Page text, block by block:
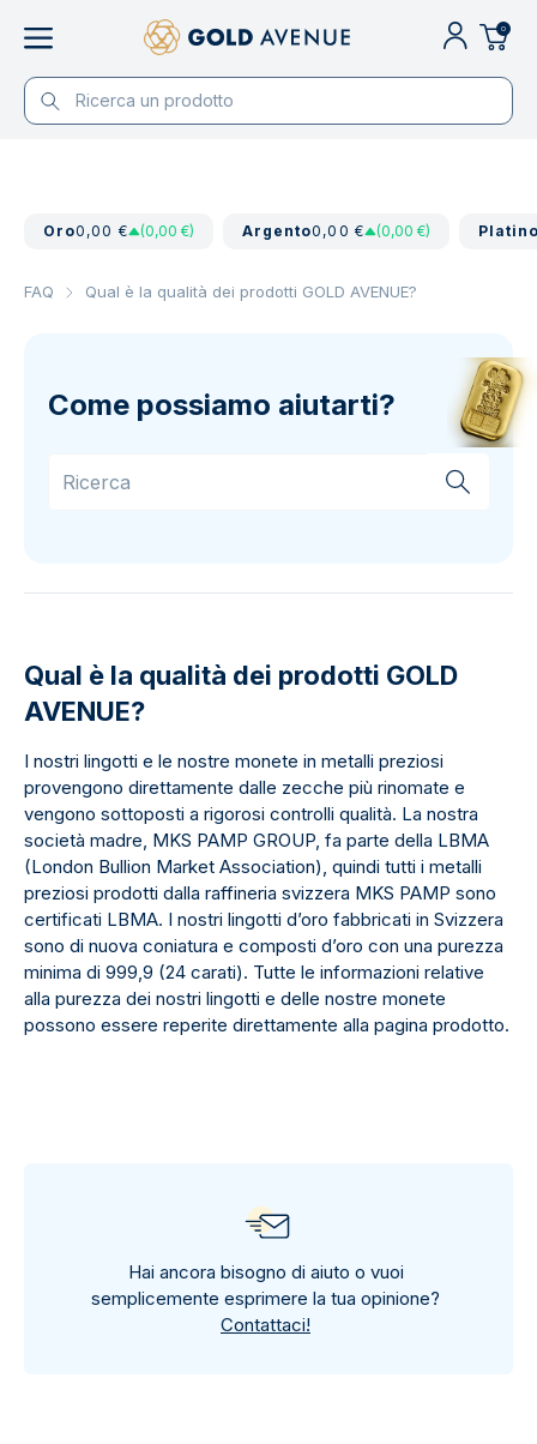
0
Oro0,00 € (0,00 €) Argento0,00 € (0,00 €)
FAQ Qual è la qualità dei prodotti GOLD AVENUE?
Come possiamo aiutarti?
Qual è la qualità dei prodotti GOLD
AVENUE?
I nostri lingotti e le nostre monete in metalli preziosi
provengono direttamente dalle zecche più rinomate e
vengono sottoposti a rigorosi controlli qualità. La nostra
società madre, MKS PAMP GROUP, fa parte della LBMA
(London Bullion Market Association), quindi tutti i metalli
preziosi prodotti dalla raffineria svizzera MKS PAMP sono
certificati LBMA. I nostri lingotti d’oro fabbricati in Svizzera
sono di nuova coniatura e composti d’oro con una purezza
minima di 999,9 (24 carati). Tutte le informazioni relative
alla purezza dei nostri lingotti e delle nostre monete
possono essere reperite direttamente alla pagina prodotto.
Hai ancora bisogno di aiuto o vuoi
semplicemente esprimere la tua opinione?
Contattaci!